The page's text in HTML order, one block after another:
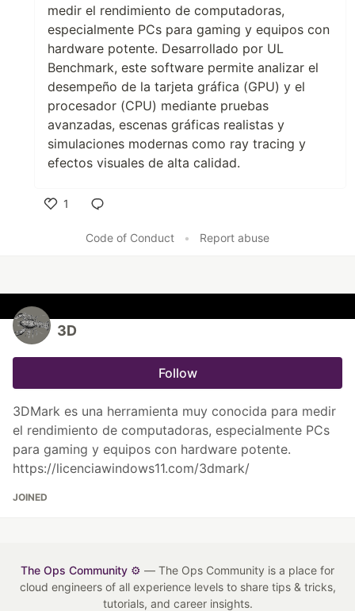
medir el rendimiento de computadoras,
especialmente PCs para gaming y equipos con
hardware potente. Desarrollado por UL
Benchmark, este software permite analizar el
desempeño de la tarjeta gráfica (GPU) y el
procesador (CPU) mediante pruebas
avanzadas, escenas gráficas realistas y
simulaciones modernas como ray tracing y
efectos visuales de alta calidad.
1
Code of Conduct
• Report abuse
3D
Follow
3DMark es una herramienta muy conocida para medir
el rendimiento de computadoras, especialmente PCs
para gaming y equipos con hardware potente.
https://licenciawindows11.com/3dmark/
JOINED
The Ops Community ⚙️ — The Ops Community is a place for
cloud engineers of all experience levels to share tips & tricks,
tutorials, and career insights.